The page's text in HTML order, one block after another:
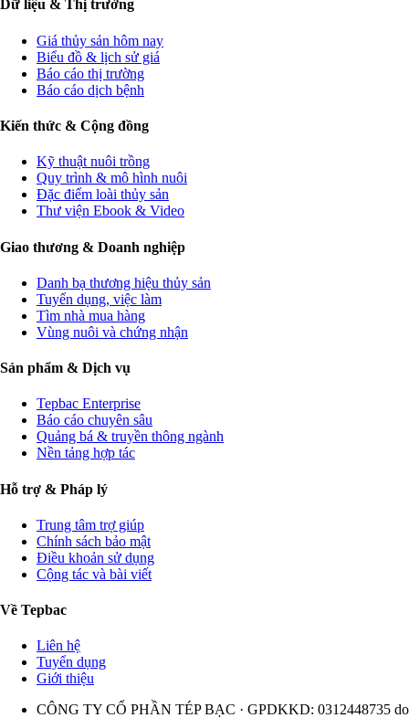
Dữ liệu & Thị trường
Giá thủy sản hôm nay
Biểu đồ & lịch sử giá
Báo cáo thị trường
Báo cáo dịch bệnh
Kiến thức & Cộng đồng
Kỹ thuật nuôi trồng
Quy trình & mô hình nuôi
Đặc điểm loài thủy sản
Thư viện Ebook & Video
Giao thương & Doanh nghiệp
Danh bạ thương hiệu thủy sản
Tuyển dụng, việc làm
Tìm nhà mua hàng
Vùng nuôi và chứng nhận
Sản phẩm & Dịch vụ
Tepbac Enterprise
Báo cáo chuyên sâu
Quảng bá & truyền thông ngành
Nền tảng hợp tác
Hỗ trợ & Pháp lý
Trung tâm trợ giúp
Chính sách bảo mật
Điều khoản sử dụng
Cộng tác và bài viết
Về Tepbac
Liên hệ
Tuyển dụng
Giới thiệu
CÔNG TY CỔ PHẦN TÉP BẠC · GPDKKD: 0312448735 do